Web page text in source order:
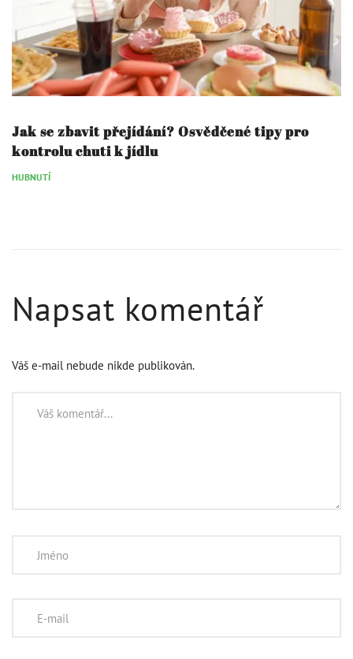
Jak se zbavit přejídání? Osvědčené tipy pro
kontrolu chuti k jídlu
HUBNUTÍ
Napsat komentář
Váš e-mail nebude nikde publikován.